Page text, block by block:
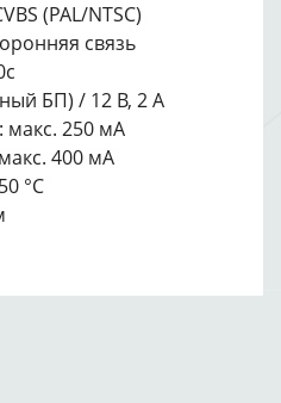
(PAL/NTSC)
связь
БП) / 12 В, 2 А
250 мА
400 мА
°C